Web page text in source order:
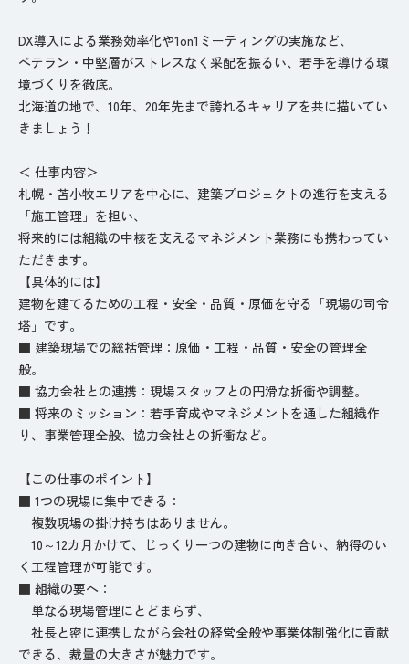
DX導入による業務効率化や1on1ミーティングの実施など、
ベテラン・中堅層がストレスなく采配を振るい、若手を導ける環
境づくりを徹底。
北海道の地で、10年、20年先まで誇れるキャリアを共に描いてい
きましょう！
＜️ 仕事内容＞
札幌・苫小牧エリアを中心に、建築プロジェクトの進行を支える
「施工管理」を担い、
将来的には組織の中核を支えるマネジメント業務にも携わってい
ただきます。
【具体的には】
建物を建てるための工程・安全・品質・原価を守る「現場の司令
塔」です。
■ 建築現場での総括管理：原価・工程・品質・安全の管理全
般。
■ 協力会社との連携：現場スタッフとの円滑な折衝や調整。
■ 将来のミッション：若手育成やマネジメントを通した組織作
り、事業管理全般、協力会社との折衝など。
【この仕事のポイント】
■ 1つの現場に集中できる：
複数現場の掛け持ちはありません。
10～12カ月かけて、じっくり一つの建物に向き合い、納得のい
く工程管理が可能です。
■ 組織の要へ：
単なる現場管理にとどまらず、
社長と密に連携しながら会社の経営全般や事業体制強化に貢献
できる、裁量の大きさが魅力です。